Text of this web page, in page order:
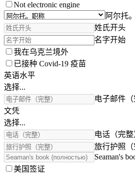
Not electronic engine
阿尔托
姓氏开头
名字开始
我在乌克兰境外
已接种 Covid-19 疫苗
英语水平
选择...
电子邮件（
文凭
选择...
电话（完整
旅行护照（
Seaman's
美国签证